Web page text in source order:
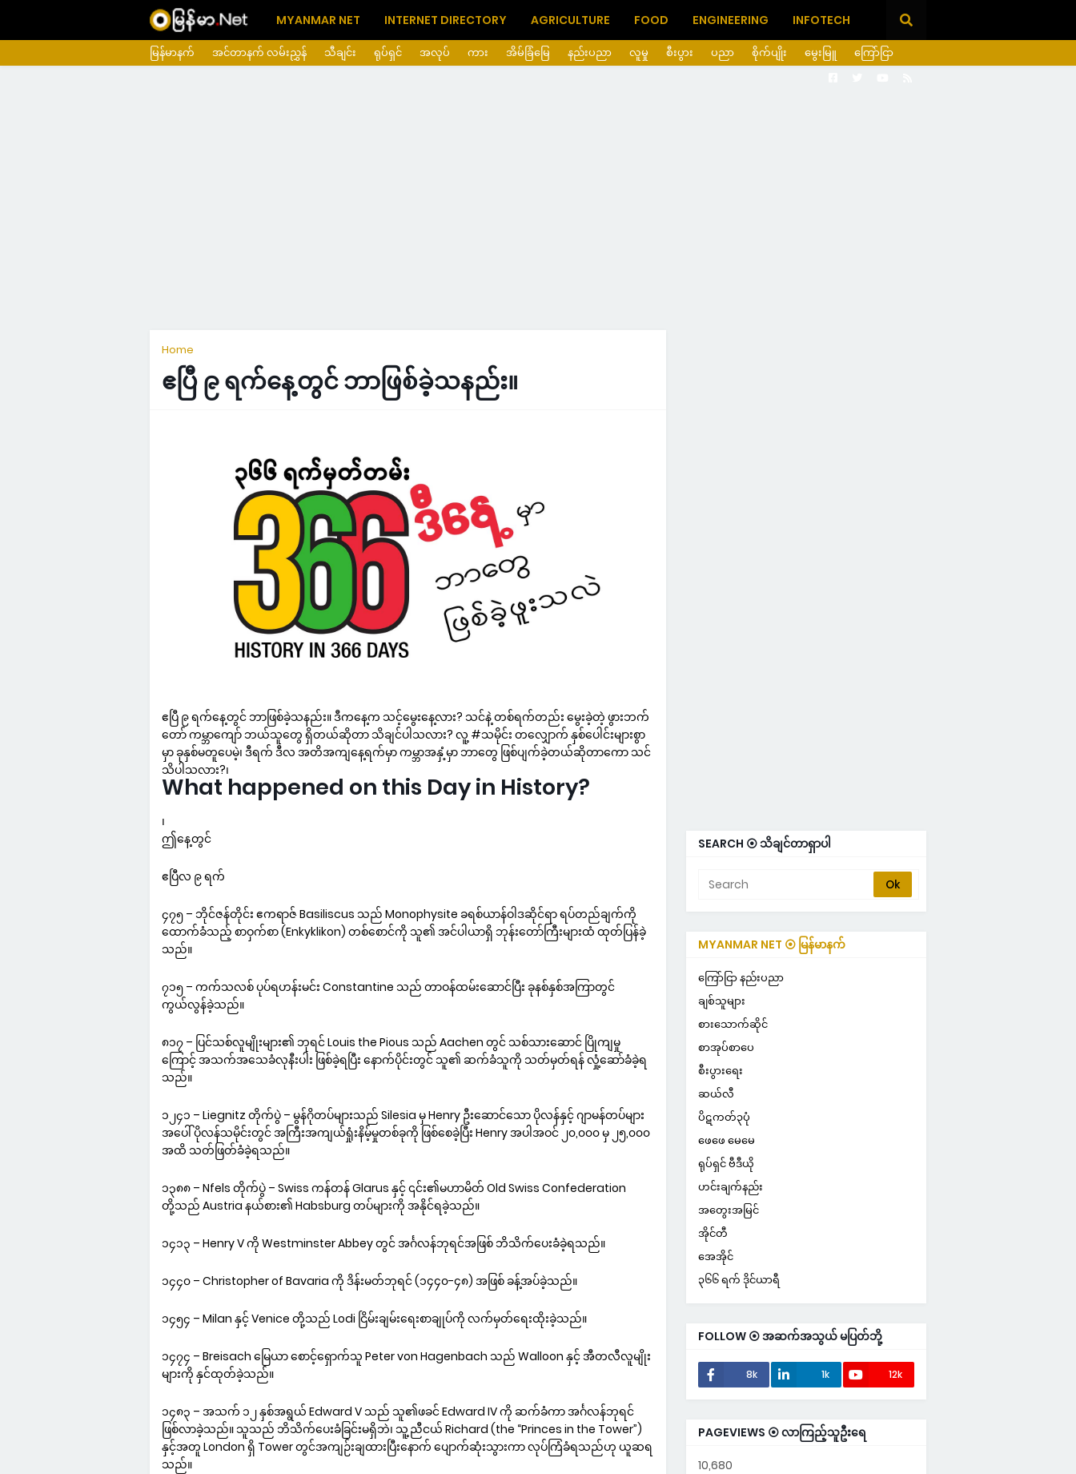
MYANMAR NET INTERNET DIRECTORY AGRICULTURE FOOD ENGINEERING INFOTECH
မြန်မာနက် အင်တာနက် လမ်းညွှန် သီချင်း ရုပ်ရှင် အလုပ် ကား အိမ်ခြံမြေ နည်းပညာ လူမှု စီးပွား ပညာ စိုက်ပျိုး မွေးမြူ ကြော်ငြာ
Home
ဧပြီ ၉ ရက်နေ့တွင် ဘာဖြစ်ခဲ့သနည်း။
ဧပြီ ၉ ရက်နေ့တွင် ဘာဖြစ်ခဲ့သနည်း။ ဒီကနေ့က သင့်မွေးနေ့လား? သင်နဲ့ တစ်ရက်တည်း မွေးခဲ့တဲ့ ဖွားဘက်
တော် ကမ္ဘာကျော် ဘယ်သူတွေ ရှိတယ်ဆိုတာ သိချင်ပါသလား? လူ့ #သမိုင်း တလျှောက် နှစ်ပေါင်းများစွာ
မှာ ခုနှစ်မတူပေမဲ့၊ ဒီရက် ဒီလ အတိအကျနေ့ရက်မှာ ကမ္ဘာအနှံ့မှာ ဘာတွေ ဖြစ်ပျက်ခဲ့တယ်ဆိုတာကော သင်
သိပါသလား?၊
What happened on this Day in History?
၊
ဤနေ့တွင်
ဧပြီလ ၉ ရက်
၄၇၅ – ဘိုင်ဇန်တိုင်း ဧကရာဇ် Basiliscus သည် Monophysite ခရစ်ယာန်ဝါဒဆိုင်ရာ ရပ်တည်ချက်ကို
ထောက်ခံသည့် စာဝှက်စာ (Enkyklikon) တစ်စောင်ကို သူ၏ အင်ပါယာရှိ ဘုန်းတော်ကြီးများထံ ထုတ်ပြန်ခဲ့
သည်။
၇၁၅ – ကက်သလစ် ပုပ်ရဟန်းမင်း Constantine သည် တာဝန်ထမ်းဆောင်ပြီး ခုနစ်နှစ်အကြာတွင်
ကွယ်လွန်ခဲ့သည်။
၈၁၇ – ပြင်သစ်လူမျိုးများ၏ ဘုရင် Louis the Pious သည် Aachen တွင် သစ်သားဆောင် ပြိုကျမှု
ကြောင့် အသက်အသေခံလုနီးပါး ဖြစ်ခဲ့ရပြီး နောက်ပိုင်းတွင် သူ၏ ဆက်ခံသူကို သတ်မှတ်ရန် လှုံ့ဆော်ခံခဲ့ရ
သည်။
၁၂၄၁ – Liegnitz တိုက်ပွဲ – မွန်ဂိုတပ်များသည် Silesia မှ Henry ဦးဆောင်သော ပိုလန်နှင့် ဂျာမန်တပ်များ
အပေါ် ပိုလန်သမိုင်းတွင် အကြီးအကျယ်ရှုံးနိမ့်မှုတစ်ခုကို ဖြစ်စေခဲ့ပြီး Henry အပါအဝင် ၂၀,၀၀၀ မှ ၂၅,၀၀၀
အထိ သတ်ဖြတ်ခံခဲ့ရသည်။
၁၃၈၈ – Nfels တိုက်ပွဲ – Swiss ကန်တန် Glarus နှင့် ၎င်း၏မဟာမိတ် Old Swiss Confederation
တို့သည် Austria နယ်စား၏ Habsburg တပ်များကို အနိုင်ရခဲ့သည်။
၁၄၁၃ – Henry V ကို Westminster Abbey တွင် အင်္ဂလန်ဘုရင်အဖြစ် ဘိသိက်ပေးခံခဲ့ရသည်။
၁၄၄၀ – Christopher of Bavaria ကို ဒိန်းမတ်ဘုရင် (၁၄၄၀-၄၈) အဖြစ် ခန့်အပ်ခဲ့သည်။
၁၄၅၄ – Milan နှင့် Venice တို့သည် Lodi ငြိမ်းချမ်းရေးစာချုပ်ကို လက်မှတ်ရေးထိုးခဲ့သည်။
၁၄၇၄ – Breisach မြေယာ စောင့်ရှောက်သူ Peter von Hagenbach သည် Walloon နှင့် အီတလီလူမျိုး
များကို နှင်ထုတ်ခဲ့သည်။
၁၄၈၃ – အသက် ၁၂ နှစ်အရွယ် Edward V သည် သူ၏ဖခင် Edward IV ကို ဆက်ခံကာ အင်္ဂလန်ဘုရင်
ဖြစ်လာခဲ့သည်။ သူသည် ဘိသိက်ပေးခံခြင်းမရှိဘဲ၊ သူ့ညီငယ် Richard (the “Princes in the Tower”)
နှင့်အတူ London ရှိ Tower တွင်အကျဉ်းချထားပြီးနောက် ပျောက်ဆုံးသွားကာ လုပ်ကြံခံရသည်ဟု ယူဆရ
သည်။
SEARCH ⦿ သိချင်တာရှာပါ
MYANMAR NET ⦿ မြန်မာနက်
POPULAR ⦿ လူကြိုက်များ
ကြော်ငြာ နည်းပညာ
ချစ်သူများ
စားသောက်ဆိုင်
စာအုပ်စာပေ
စီးပွားရေး
ဆယ်လီ
ပိဋကတ်၃ပုံ
ဖေဖေ မေမေ
ရုပ်ရှင် ဗီဒီယို
ဟင်းချက်နည်း
အတွေးအမြင်
အိုင်တီ
အေအိုင်
၃၆၆ ရက် ဒိုင်ယာရီ
FOLLOW ⦿ အဆက်အသွယ် မပြတ်ဘို့
8k 1k 12k
PAGEVIEWS ⦿ လာကြည့်သူဦးရေ
10,680